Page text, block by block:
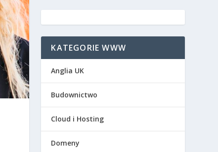
KATEGORIE WWW
Anglia UK
Budownictwo
Cloud i Hosting
Domeny